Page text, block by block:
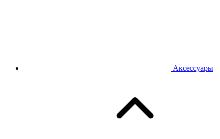
Аксессуары